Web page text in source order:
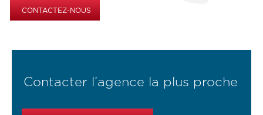
CONTACTEZ-NOUS
Contacter l’agence la plus proche